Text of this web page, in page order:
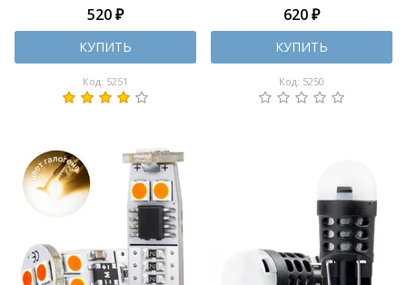
520 ₽
КУПИТЬ
Код: 5251
620 ₽
КУПИТЬ
Код: 5250